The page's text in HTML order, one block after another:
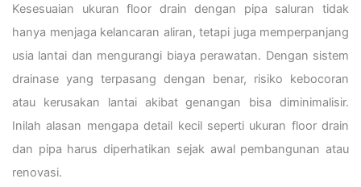
Kesesuaian ukuran floor drain dengan pipa saluran tidak
hanya menjaga kelancaran aliran, tetapi juga memperpanjang
usia lantai dan mengurangi biaya perawatan. Dengan sistem
drainase yang terpasang dengan benar, risiko kebocoran
atau kerusakan lantai akibat genangan bisa diminimalisir.
Inilah alasan mengapa detail kecil seperti ukuran floor drain
dan pipa harus diperhatikan sejak awal pembangunan atau
renovasi.